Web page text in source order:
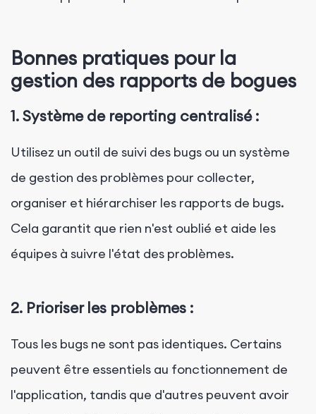
Bonnes pratiques pour la
gestion des rapports de bogues
1. Système de reporting centralisé :
Utilisez un outil de suivi des bugs ou un système
de gestion des problèmes pour collecter,
organiser et hiérarchiser les rapports de bugs.
Cela garantit que rien n'est oublié et aide les
équipes à suivre l'état des problèmes.
2. Prioriser les problèmes :
Tous les bugs ne sont pas identiques. Certains
peuvent être essentiels au fonctionnement de
l'application, tandis que d'autres peuvent avoir